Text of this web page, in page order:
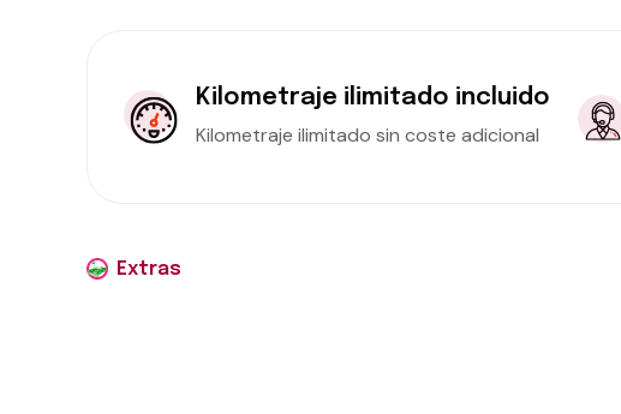
Kilometraje ilimitado incluido
Kilometraje ilimitado sin coste adicional